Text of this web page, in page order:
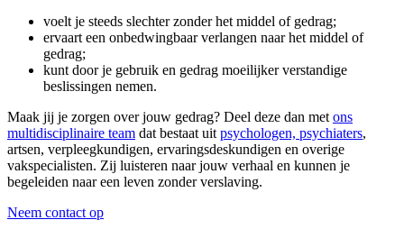
voelt je steeds slechter zonder het middel of gedrag;
ervaart een onbedwingbaar verlangen naar het middel of
gedrag;
kunt door je gebruik en gedrag moeilijker verstandige
beslissingen nemen.
Maak jij je zorgen over jouw gedrag? Deel deze dan met ons
multidisciplinaire team dat bestaat uit psychologen, psychiaters,
artsen, verpleegkundigen, ervaringsdeskundigen en overige
vakspecialisten. Zij luisteren naar jouw verhaal en kunnen je
begeleiden naar een leven zonder verslaving.
Neem contact op